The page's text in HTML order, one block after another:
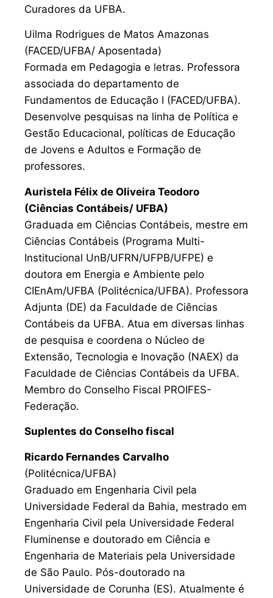
Curadores da UFBA.
Uilma Rodrigues de Matos Amazonas
(FACED/UFBA/ Aposentada)
Formada em Pedagogia e letras. Professora
associada do departamento de
Fundamentos de Educação I (FACED/UFBA).
Desenvolve pesquisas na linha de Política e
Gestão Educacional, políticas de Educação
de Jovens e Adultos e Formação de
professores.
Auristela Félix de Oliveira Teodoro
(Ciências Contábeis/ UFBA)
Graduada em Ciências Contábeis, mestre em
Ciências Contábeis (Programa Multi-
Institucional UnB/UFRN/UFPB/UFPE) e
doutora em Energia e Ambiente pelo
CIEnAm/UFBA (Politécnica/UFBA). Professora
Adjunta (DE) da Faculdade de Ciências
Contábeis da UFBA. Atua em diversas linhas
de pesquisa e coordena o Núcleo de
Extensão, Tecnologia e Inovação (NAEX) da
Faculdade de Ciências Contábeis da UFBA.
Membro do Conselho Fiscal PROIFES-
Federação.
Suplentes do Conselho fiscal
Ricardo Fernandes Carvalho
(Politécnica/UFBA)
Graduado em Engenharia Civil pela
Universidade Federal da Bahia, mestrado em
Engenharia Civil pela Universidade Federal
Fluminense e doutorado em Ciência e
Engenharia de Materiais pela Universidade
de São Paulo. Pós-doutorado na
Universidade de Corunha (ES). Atualmente é